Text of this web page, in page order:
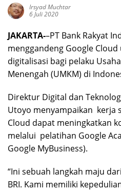
Irsyad Muchtar
6 Juli 2020
JAKARTA-–PT Bank Rakyat
menggandeng Google
digitalisasi bagi pelaku
Menengah (UMKM) di
Direktur Digital dan
Utoyo menyampaikan kerja
Cloud dapat meningkatkan
melalui pelatihan Google
Google MyBusiness).
“Ini sebuah langkah maju
BRI. Kami memiliki